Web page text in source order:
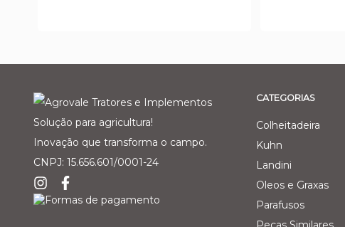
Solução para agricultura!
Inovação que transforma o campo.
CNPJ: 15.656.601/0001-24
CATEGORIAS
Colheitadeira
Kuhn
Landini
Oleos e Graxas
Parafusos